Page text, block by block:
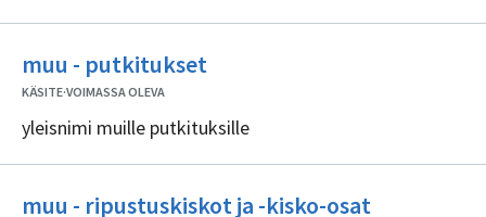
muu - putkitukset
sisällöntuottajia
KÄSITE·VOIMASSA OLEVA
yleisnimi muille putkituksille
muu - ripustuskiskot ja -kisko-osat